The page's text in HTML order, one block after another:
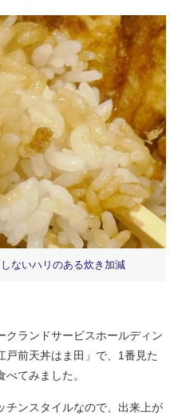
ないハリのある炊き加減
ランドサービスホールディン
戸前天丼はま田」で、1番見た
てみました。
ンスタイルなので、出来上が